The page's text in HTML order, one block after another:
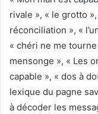
rivale », « le grotto
réconciliation », «
« chéri ne me
mensonge », « Les
capable », « dos à
lexique du pagne
à décoder les